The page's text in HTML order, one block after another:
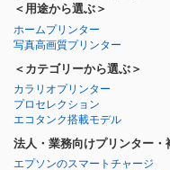
＜用途から選ぶ＞
ホームプリンター
写真高画質プリンター
＜カテゴリーから選ぶ＞
カラリオプリンター
プロセレクション
エコタンク搭載モデル
法人・業務向けプリンター・
エプソンのスマートチャージ